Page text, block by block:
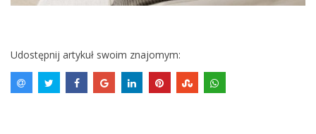
Udostępnij artykuł swoim znajomym: